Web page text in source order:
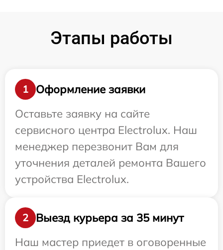
Этапы работы
1
Оформление заявки
Оставьте заявку на сайте
сервисного центра Electrolux. Наш
менеджер перезвонит Вам для
уточнения деталей ремонта Вашего
устройства Electrolux.
2
Выезд курьера за 35 минут
Наш мастер приедет в оговоренные